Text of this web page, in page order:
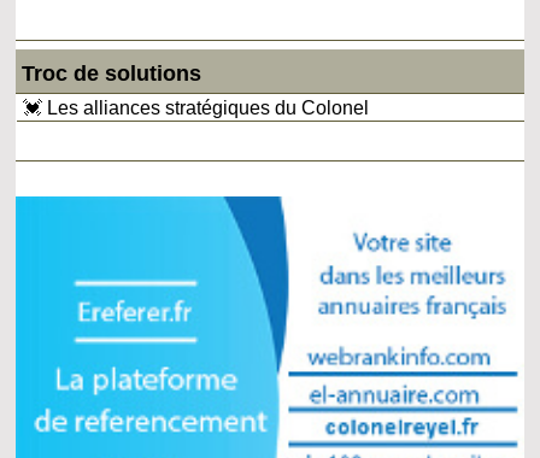
Troc de solutions
💓 Les alliances stratégiques du Colonel